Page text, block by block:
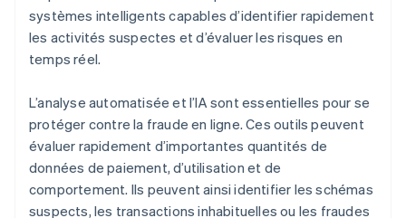
systèmes intelligents capables d’identifier rapidement
les activités suspectes et d’évaluer les risques en
temps réel.
L’analyse automatisée et l’IA sont essentielles pour se
protéger contre la fraude en ligne. Ces outils peuvent
évaluer rapidement d’importantes quantités de
données de paiement, d’utilisation et de
comportement. Ils peuvent ainsi identifier les schémas
suspects, les transactions inhabituelles ou les fraudes